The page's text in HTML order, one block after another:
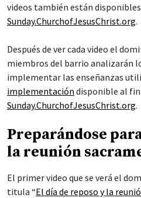
videos también están
Sunday.ChurchofJesusChrist.org.
Después de ver cada video el
miembros del barrio analizarán
implementar las enseñanzas
implementación disponible al
Sunday.ChurchofJesusChrist.org.
Preparándose
la reunión
El primer video que se verá el
titula “El día de reposo y la